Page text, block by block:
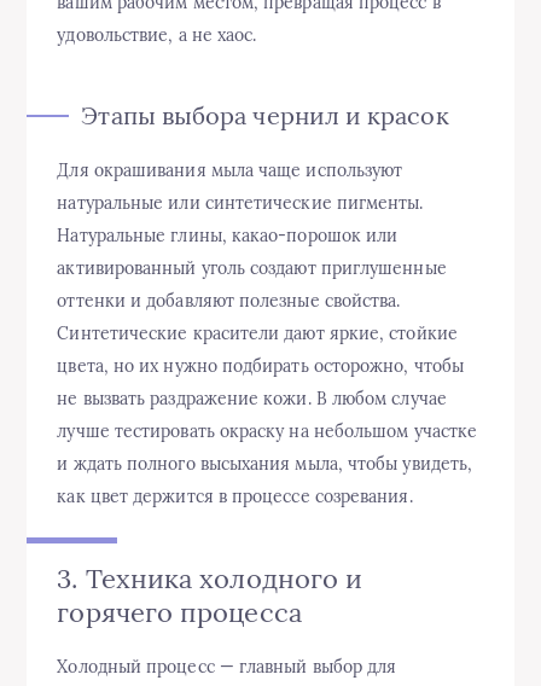
удовольствие, а не хаос.
Этапы выбора чернил и красок
Для окрашивания мыла чаще используют
натуральные или синтетические пигменты.
Натуральные глины, какао-порошок или
активированный уголь создают приглушенные
оттенки и добавляют полезные свойства.
Синтетические красители дают яркие, стойкие
цвета, но их нужно подбирать осторожно, чтобы
не вызвать раздражение кожи. В любом случае
лучше тестировать окраску на небольшом участке
и ждать полного высыхания мыла, чтобы увидеть,
как цвет держится в процессе созревания.
3. Техника холодного и
горячего процесса
Холодный процесс — главный выбор для